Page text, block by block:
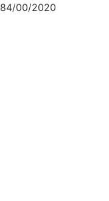
84/00/2020